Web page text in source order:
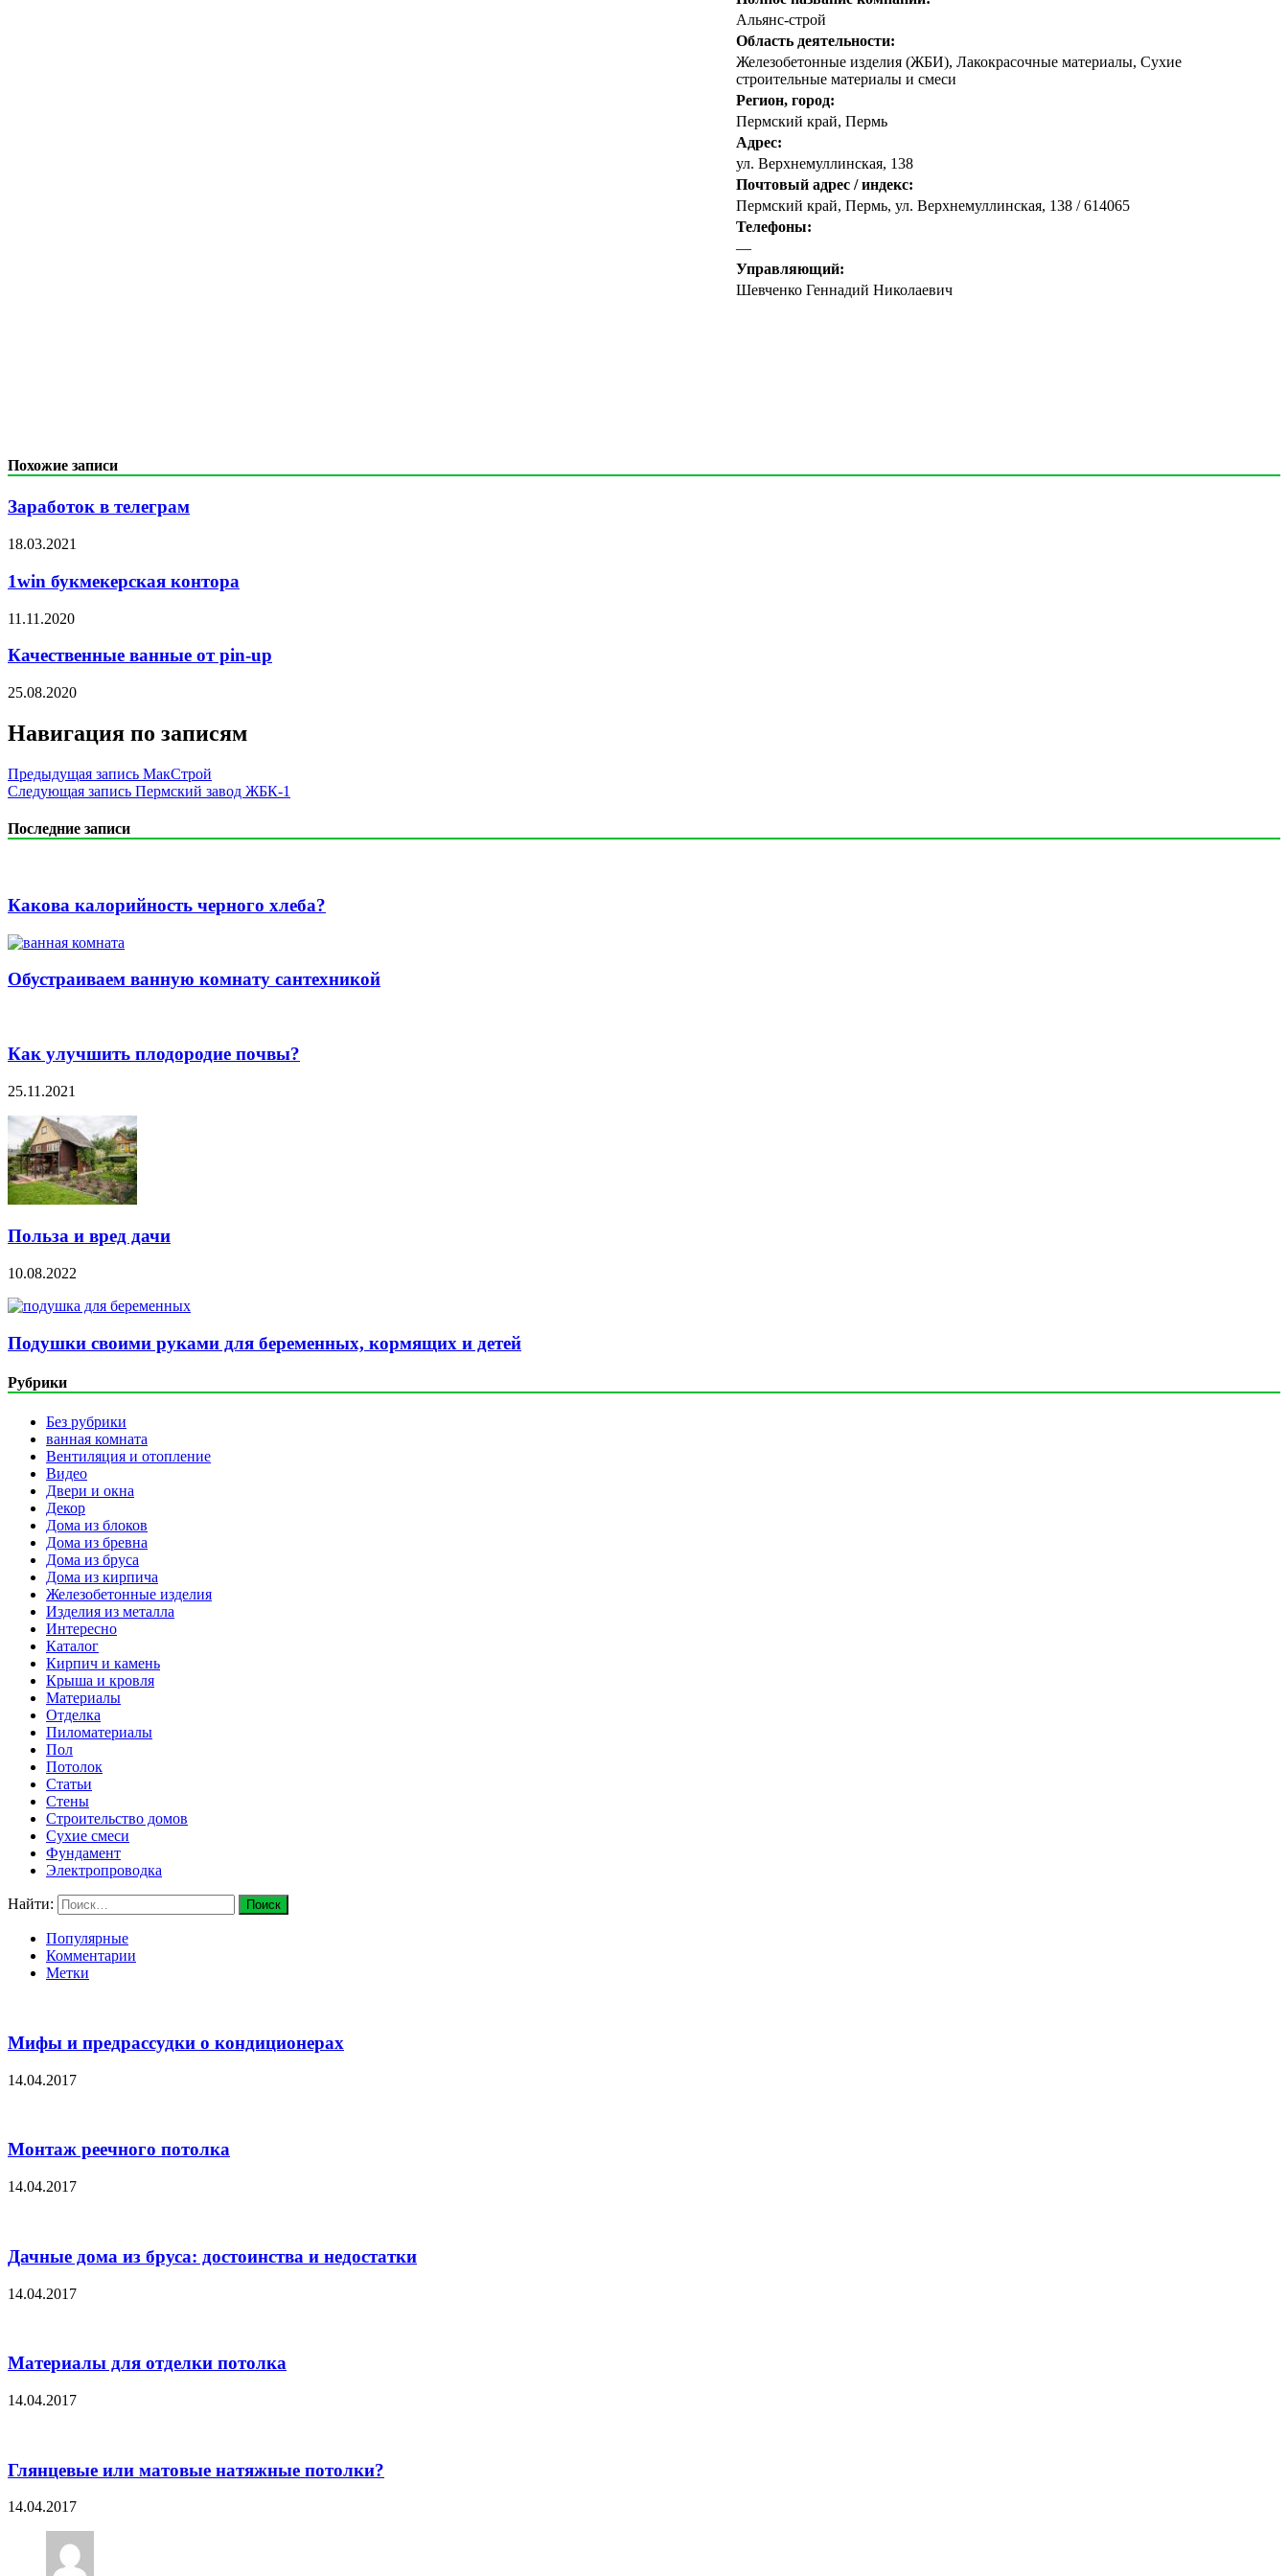
Альянс-строй
Область деятельности:
Железобетонные изделия (ЖБИ), Лакокрасочные материалы, Сухие
строительные материалы и смеси
Регион, город:
Пермский край, Пермь
Адрес:
ул. Верхнемуллинская, 138
Почтовый адрес / индекс:
Пермский край, Пермь, ул. Верхнемуллинская, 138 / 614065
Телефоны:
—
Управляющий:
Шевченко Геннадий Николаевич
Похожие записи
Заработок в телеграм
18.03.2021
1win букмекерская контора
11.11.2020
Качественные ванные от pin-up
25.08.2020
Навигация по записям
Предыдущая запись МакСтрой
Следующая запись Пермский завод ЖБК-1
Последние записи
Какова калорийность черного хлеба?
Обустраиваем ванную комнату сантехникой
Как улучшить плодородие почвы?
25.11.2021
Польза и вред дачи
10.08.2022
Подушки своими руками для беременных, кормящих и детей
Рубрики
Без рубрики
ванная комната
Вентиляция и отопление
Видео
Двери и окна
Декор
Дома из блоков
Дома из бревна
Дома из бруса
Дома из кирпича
Железобетонные изделия
Изделия из металла
Интересно
Каталог
Кирпич и камень
Крыша и кровля
Материалы
Отделка
Пиломатериалы
Пол
Потолок
Статьи
Стены
Строительство домов
Сухие смеси
Фундамент
Электропроводка
Найти:
Популярные
Комментарии
Метки
Мифы и предрассудки о кондиционерах
14.04.2017
Монтаж реечного потолка
14.04.2017
Дачные дома из бруса: достоинства и недостатки
14.04.2017
Материалы для отделки потолка
14.04.2017
Глянцевые или матовые натяжные потолки?
14.04.2017